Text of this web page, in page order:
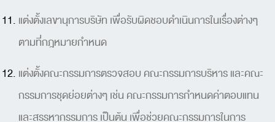
แต่งตั้งเลขานุการบริษัท เพื่อรับผิดชอบดำเนินการในเรื่องต่างๆ
ตามที่กฎหมายกำหนด
แต่งตั้งคณะกรรมการตรวจสอบ คณะกรรมการบริหาร และคณะ
กรรมการชุดย่อยต่างๆ เช่น คณะกรรมการกำหนดค่าตอบแทน
และสรรหากรรมการ เป็นต้น เพื่อช่วยคณะกรรมการในการ